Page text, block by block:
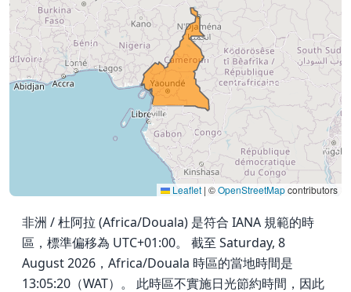
Leaflet | ©OpenStreetMapcontributors
非洲 / 杜阿拉 (Africa/Douala) 是符合 IANA 規範的時
區，標準偏移為 UTC+01:00。 截至 Saturday, 8
August 2026，Africa/Douala 時區的當地時間是
13:05:20（WAT）。 此時區不實施日光節約時間，因此